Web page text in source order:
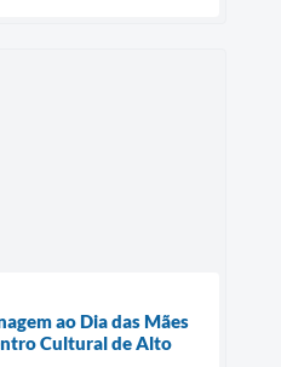
ao Dia das Mães
Cultural de Alto